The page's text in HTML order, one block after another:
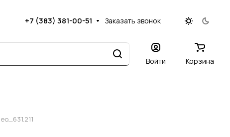
+7 (383) 381-00-51 Заказать звонок
Войти Корзина